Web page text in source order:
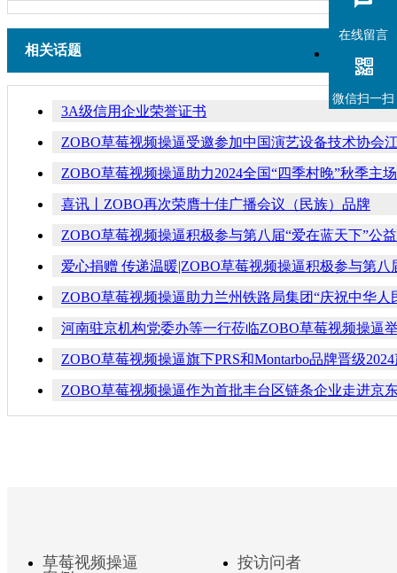
相关话题
3A级信用企业荣誉证书
ZOBO草莓视频操逼受邀参加中国演艺设备技术协会
ZOBO草莓视频操逼助力2024全国“四季村晚”秋季主
喜讯丨ZOBO再次荣膺十佳广播会议（民族）品牌
ZOBO草莓视频操逼积极参与第八届“爱在蓝天下”公
爱心捐赠 传递温暖|ZOBO草莓视频操逼积极参与第八
ZOBO草莓视频操逼助力兰州铁路局集团“庆祝中华
河南驻京机构党委办等一行莅临ZOBO草莓视频操逼
ZOBO草莓视频操逼旗下PRS和Montarbo品牌晋级
ZOBO草莓视频操逼作为首批丰台区链条企业走进京
草莓视频操逼
按访问者
在线留言
微信扫一扫